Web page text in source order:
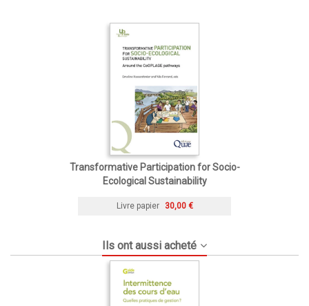
Transformative Participation for Socio-
Ecological Sustainability
Livre papier 30,00 €
Ils ont aussi acheté